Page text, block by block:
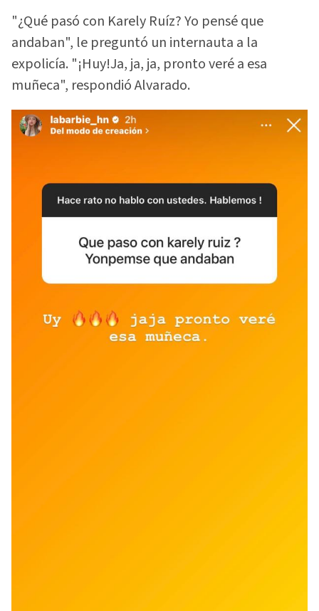
"¿Qué pasó con Karely Ruíz? Yo pensé que
andaban", le preguntó un internauta a la
expolicía. "¡Huy!Ja, ja, ja, pronto veré a esa
muñeca", respondió Alvarado.